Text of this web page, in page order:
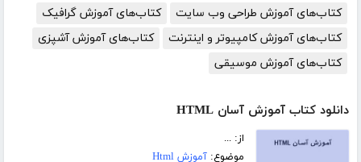
کتاب‌های آموزش طراحی وب سایت
کتاب‌های آموزش گرافیک
کتاب‌های آموزش کامپیوتر و اینترنت
کتاب‌های آموزش آشپزی
کتاب‌های آموزش موسیقی
دانلود کتاب آموزش آسان HTML
از: ...
موضوع:آموزش Html